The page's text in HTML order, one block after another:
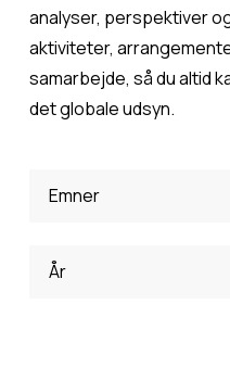
analyser, perspektiver
aktiviteter,
samarbejde, så du altid
det globale udsyn.
Emner
År